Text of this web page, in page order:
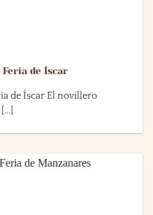
de Íscar
de Íscar El novillero